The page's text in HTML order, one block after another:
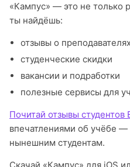
«Кампус» — это не только
ты найдёшь:
отзывы о
студенческие скидки
вакансии и подработки
полезные сервисы для
Почитай отзывы студентов
впечатлениями об учёбе
нынешним студентам.